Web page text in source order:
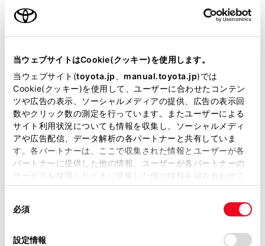
当ウェブサイトはCookie(クッキー)を使用します。
当ウェブサイト(toyota.jp manual.toyota.jp)では
Cookie(クッキー)を使用して、ユーザーに合わせたコンテン
ツや広告の表示、ソーシャルメディアの提供、広告の表示回
数やクリック数の測定を行っています。またユーザーによる
サイト利用状況についても情報を収集し、ソーシャルメディ
アや広告配信、データ解析の各パートナーと共有していま
す。各パートナーは、ここで収集された情報とユーザーが各
パートナーに提供した他の情報、ユーザーが各パートナーの
サービスを使用したときに収集した他の情報を組み合わせて
使用することがあります。当ウェブサイトの使用を続行する
デバイスにすべてのCookie(クッキー)が保存されることに同
必須
設定情報
：ｽﾏｰﾄｷ-
リモコンスターター
ETC
※ セットアップ費用は別途申し受けます
安全装置・運転サポート
サポカー